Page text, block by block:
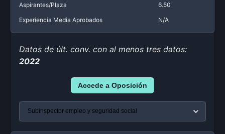
Aspirantes/Plaza
6.50
Experiencia Media Aprobados
N/A
Datos de últ. conv. con al menos tres datos:
2022
Accede a Oposición